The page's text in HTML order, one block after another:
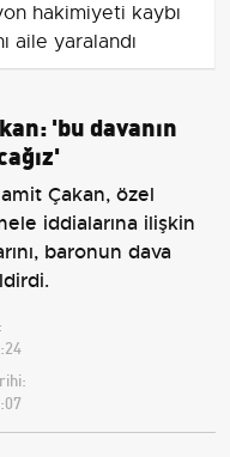
hakimiyeti kaybı
aile yaralandı
'bu davanın
Çakan, özel
iddialarına ilişkin
baronun dava